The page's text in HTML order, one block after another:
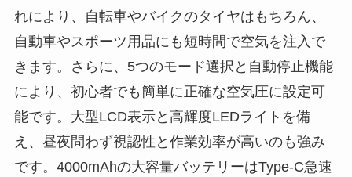
れにより、自転車やバイクのタイヤはもちろん、
自動車やスポーツ用品にも短時間で空気を注入で
きます。さらに、5つのモード選択と自動停止機能
により、初心者でも簡単に正確な空気圧に設定可
能です。大型LCD表示と高輝度LEDライトを備
え、昼夜問わず視認性と作業効率が高いのも強み
です。4000mAhの大容量バッテリーはType-C急速